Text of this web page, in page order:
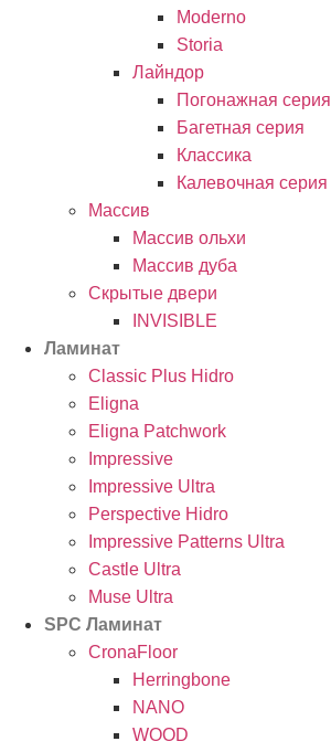
Moderno
Storia
Лайндор
Погонажная серия
Багетная серия
Классика
Калевочная серия
Массив
Массив ольхи
Массив дуба
Скрытые двери
INVISIBLE
Ламинат
Classic Plus Hidro
Eligna
Eligna Patchwork
Impressive
Impressive Ultra
Perspective Hidro
Impressive Patterns Ultra
Castle Ultra
Muse Ultra
SPC Ламинат
CronaFloor
Herringbone
NANO
WOOD